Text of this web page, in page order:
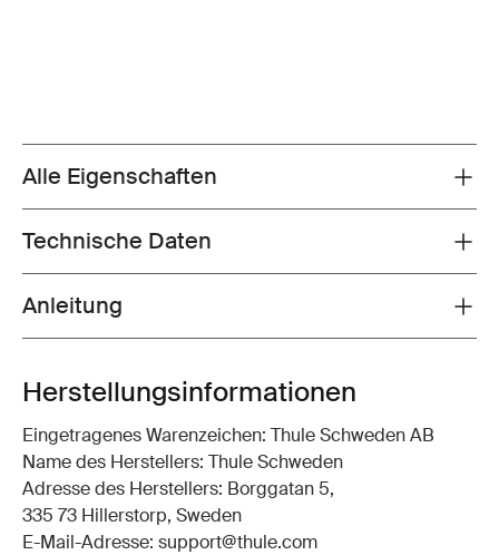
Toggle features
Alle Eigenschaften
Toggle techspec
Technische Daten
Toggle guides and instructions
Anleitung
Herstellungsinformationen
Eingetragenes Warenzeichen: Thule Schweden AB
Name des Herstellers: Thule Schweden
Adresse des Herstellers: Borggatan 5,
335 73 Hillerstorp, Sweden
E-Mail-Adresse: support@thule.com